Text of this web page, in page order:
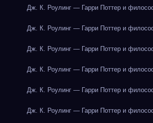
Дж. К. Роулинг — Гарри Поттер и
Дж. К. Роулинг — Гарри Поттер и
Дж. К. Роулинг — Гарри Поттер и
Дж. К. Роулинг — Гарри Поттер и
Дж. К. Роулинг — Гарри Поттер и
Дж. К. Роулинг — Гарри Поттер и